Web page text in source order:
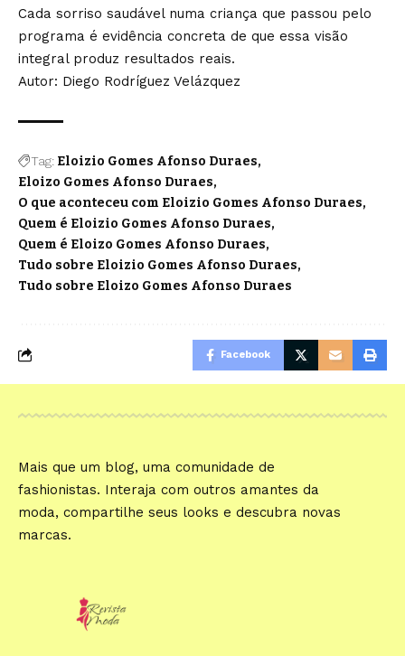
Cada sorriso saudável numa criança que passou pelo
programa é evidência concreta de que essa visão
integral produz resultados reais.
Autor: Diego Rodríguez Velázquez
Tag: Eloizio Gomes Afonso Duraes
Eloizo Gomes Afonso Duraes
O que aconteceu com Eloizio Gomes Afonso Duraes
Quem é Eloizio Gomes Afonso Duraes
Quem é Eloizo Gomes Afonso Duraes
Tudo sobre Eloizio Gomes Afonso Duraes
Tudo sobre Eloizo Gomes Afonso Duraes
Facebook
Mais que um blog, uma comunidade de
fashionistas. Interaja com outros amantes da
moda, compartilhe seus looks e descubra novas
marcas.